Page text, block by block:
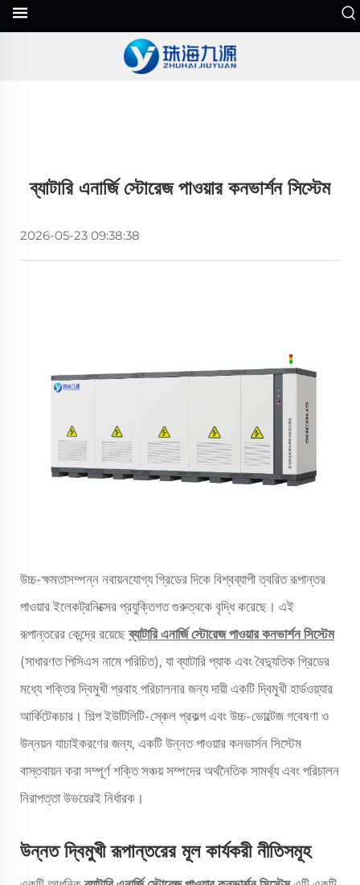
ব্যাটারি এনার্জি স্টোরেজ পাওয়ার কনভার্শন সিস্টেম
2026-05-23 09:38:38
উচ্চ-ক্ষমতাসম্পন্ন নবায়নযোগ্য গ্রিডের দিকে বিশ্বব্যাপী ত্বরিত রূপান্তর
পাওয়ার ইলেকট্রনিক্সের প্রযুক্তিগত গুরুত্বকে বৃদ্ধি করেছে। এই
রূপান্তরের কেন্দ্রে রয়েছেব্যাটারি এনার্জি স্টোরেজ পাওয়ার কনভার্শন সিস্টেম
(সাধারণত পিসিএস নামে পরিচিত), যা ব্যাটারি প্যাক এবং বৈদ্যুতিক গ্রিডের
মধ্যে শক্তির দ্বিমুখী প্রবাহ পরিচালনার জন্য দায়ী একটি দ্বিমুখী হার্ডওয়্যার
আর্কিটেকচার। শিল্প ইউটিলিটি-স্কেল প্রকল্প এবং উচ্চ-ভোল্টেজ গবেষণা ও
উন্নয়ন যাচাইকরণের জন্য, একটি উন্নত পাওয়ার কনভার্সন সিস্টেম
বাস্তবায়ন করা সম্পূর্ণ শক্তি সঞ্চয় সম্পদের অর্থনৈতিক সামর্থ্য এবং পরিচালন
নিরাপত্তা উভয়েরই নির্ধারক।
উন্নত দ্বিমুখী রূপান্তরের মূল কার্যকরী নীতিসমূহ